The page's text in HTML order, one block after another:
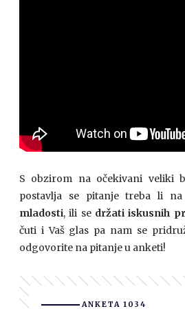
S obzirom na očekivani veliki
postavlja se pitanje treba li
mladosti, ili sedržati iskusnih
čuti i Vaš glas pa nam se
odgovorite na pitanje u anketi!
ANKETA 1034